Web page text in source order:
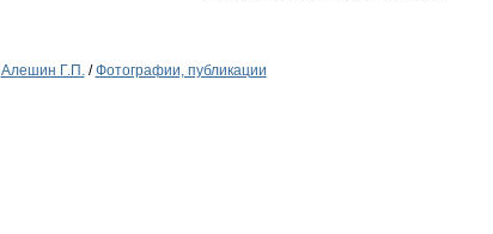
Алешин Г.П. /Фотографии, публикации